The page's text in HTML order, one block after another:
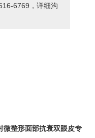
6769，详细沟
微整形面部抗衰双眼皮专